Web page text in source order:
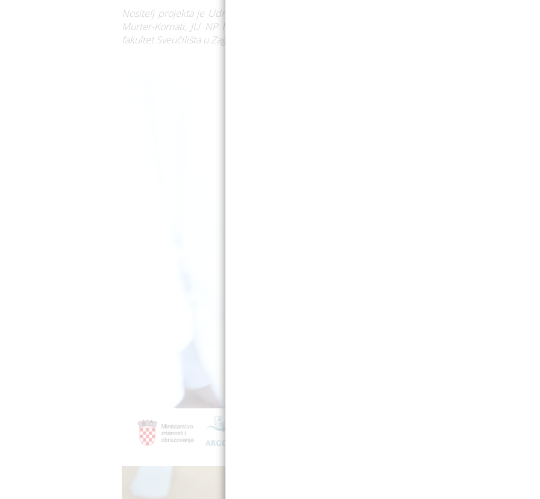
Nositelj projekta je Udruga za zaštitu prirode i okoliša te promicanje održivog razvoja
Murter-Kornati, JU NP Kornati, Dječji vrtić Spužvica Tisno, Centar za odgoj i obrazovanje
fakultet Sveučilišta u Zagrebu te Osnovna škola Vodice. Projekt sufinancira Ministarstvo znanosti i